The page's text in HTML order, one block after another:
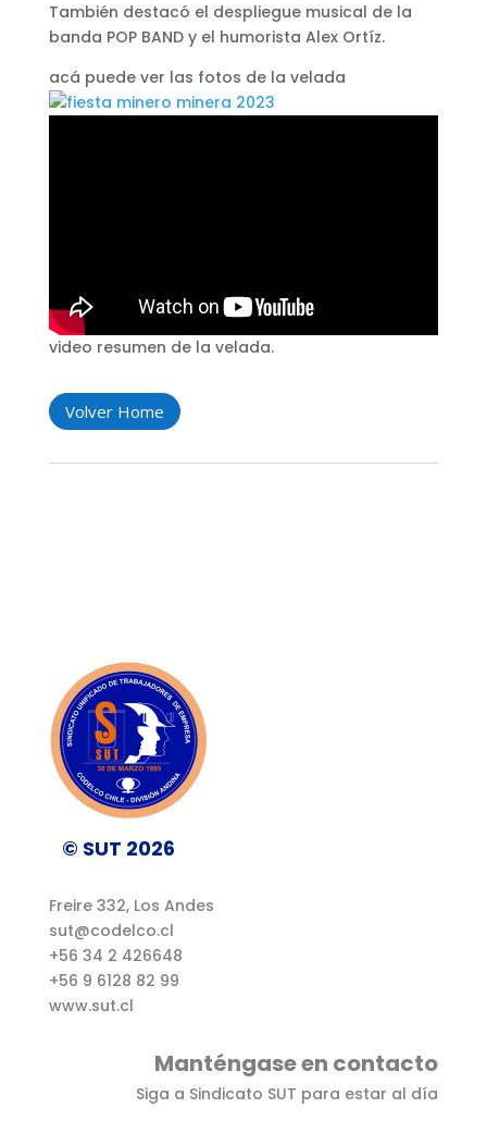
También destacó el despliegue musical de la
banda POP BAND y el humorista Alex Ortíz.
acá puede ver las fotos de la velada
video resumen de la velada.
Volver Home
© SUT 2026
Freire 332, Los Andes
sut@codelco.cl
+56 34 2 426648
+56 9 6128 82 99
www.sut.cl
Manténgase en contacto
Siga a Sindicato SUT para estar al día